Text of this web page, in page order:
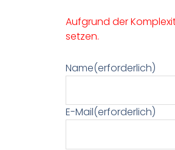
Aufgrund der
setzen.
Name(erforderlich)
E-Mail(erforderlich)